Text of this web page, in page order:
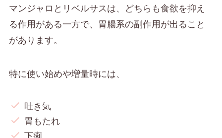
マンジャロとリベルサスは、どちらも食欲を抑え
る作用がある一方で、胃腸系の副作用が出ること
があります。
特に使い始めや増量時には、
吐き気
胃もたれ
下痢